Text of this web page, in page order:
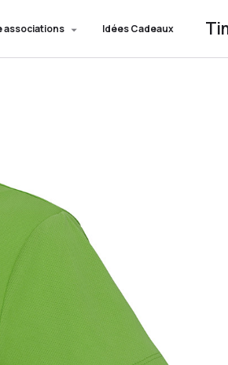
associations Idées Cadeaux